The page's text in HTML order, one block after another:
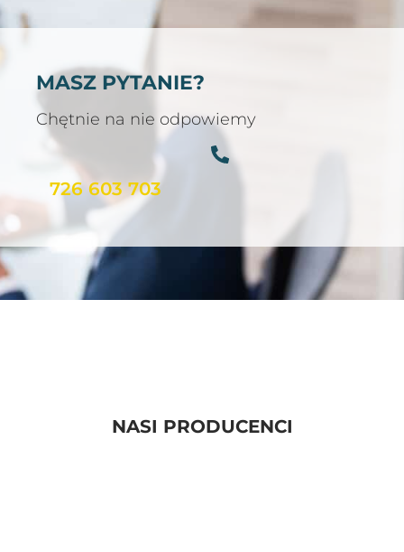
MASZ PYTANIE?
Chętnie na nie odpowiemy
726 603 703
NASI PRODUCENCI